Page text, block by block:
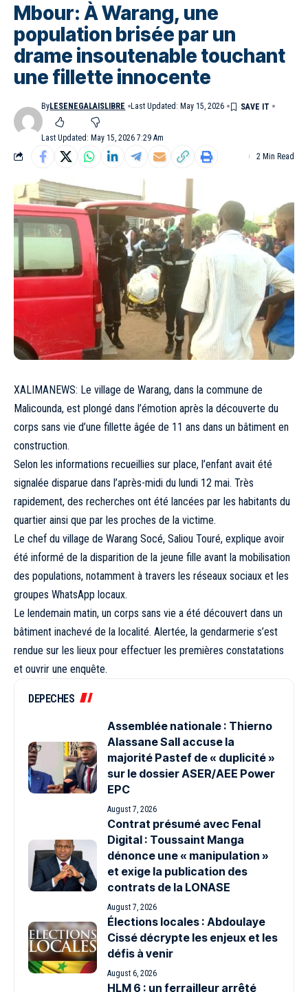
Mbour: À Warang, une
population brisée par un
drame insoutenable touchant
une fillette innocente
Last Updated: May 15, 2026 7:29 Am
ByLESENEGALAISLIBRE Last Updated: May 15, 2026
2 Min Read
XALIMANEWS: Le village de Warang, dans la commune de
Malicounda, est plongé dans l’émotion après la découverte du
corps sans vie d’une fillette âgée de 11 ans dans un bâtiment en
construction.
Selon les informations recueillies sur place, l’enfant avait été
signalée disparue dans l’après-midi du lundi 12 mai. Très
rapidement, des recherches ont été lancées par les habitants du
quartier ainsi que par les proches de la victime.
Le chef du village de Warang Socé, Saliou Touré, explique avoir
été informé de la disparition de la jeune fille avant la mobilisation
des populations, notamment à travers les réseaux sociaux et les
groupes WhatsApp locaux.
Le lendemain matin, un corps sans vie a été découvert dans un
bâtiment inachevé de la localité. Alertée, la gendarmerie s’est
rendue sur les lieux pour effectuer les premières constatations
et ouvrir une enquête.
DEPECHES
Assemblée nationale : Thierno
Alassane Sall accuse la
majorité Pastef de « duplicité »
sur le dossier ASER/AEE Power
EPC
August 7, 2026
Contrat présumé avec Fenal
Digital : Toussaint Manga
dénonce une « manipulation »
et exige la publication des
contrats de la LONASE
August 7, 2026
Élections locales : Abdoulaye
Cissé décrypte les enjeux et les
défis à venir
August 6, 2026
HLM 6 : un ferrailleur arrêté